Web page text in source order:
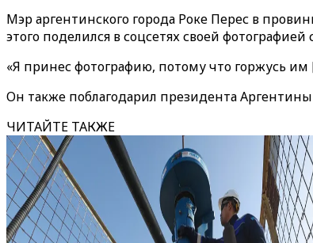
Мэр аргентинского города Роке Перес в
этого поделился в соцсетях своей
«Я принес фотографию, потому что горжусь
Он также поблагодарил президента
ЧИТАЙТЕ ТАКЖЕ